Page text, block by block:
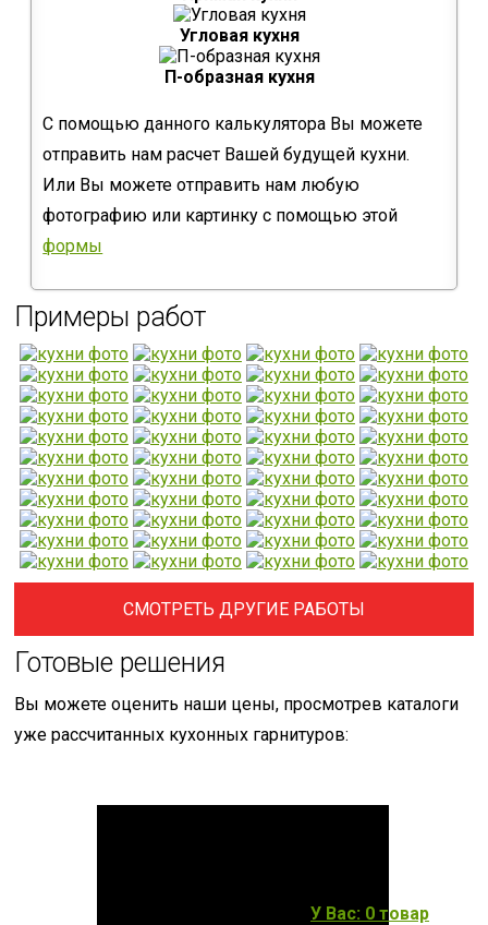
Угловая кухня
П-образная кухня
С помощью данного калькулятора Вы можете
отправить нам расчет Вашей будущей кухни.
Или Вы можете отправить нам любую
фотографию или картинку с помощью этой
формы
Примеры работ
СМОТРЕТЬ ДРУГИЕ РАБОТЫ
Готовые решения
Вы можете оценить наши цены, просмотрев каталоги
уже рассчитанных кухонных гарнитуров:
У Вас: 0 товар